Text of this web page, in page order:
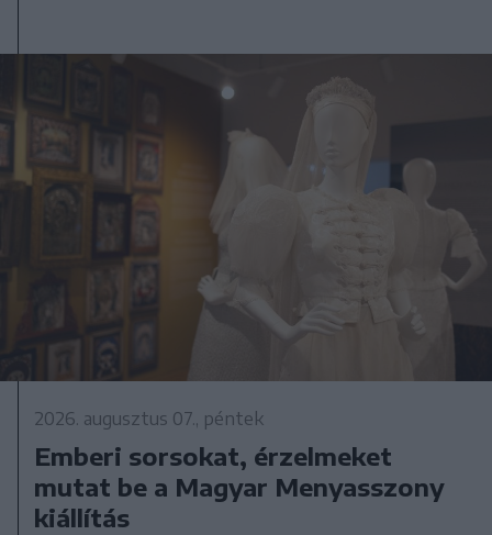
2026. augusztus 07., péntek
Emberi sorsokat, érzelmeket
mutat be a Magyar Menyasszony
kiállítás